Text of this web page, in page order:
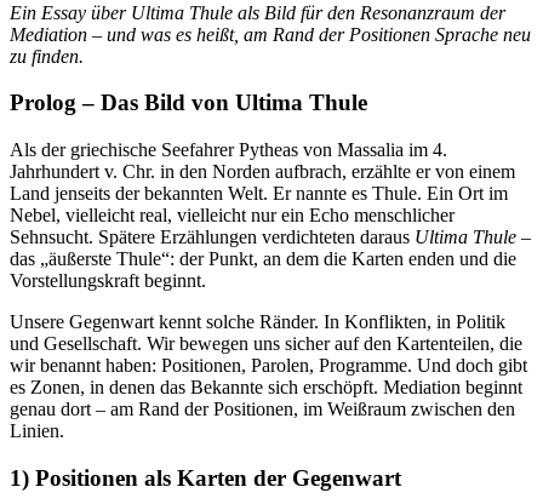
Ein Essay über Ultima Thule als Bild für den Resonanzraum der
Mediation – und was es heißt, am Rand der Positionen Sprache neu
zu finden.
Prolog – Das Bild von Ultima Thule
Als der griechische Seefahrer Pytheas von Massalia im 4.
Jahrhundert v. Chr. in den Norden aufbrach, erzählte er von einem
Land jenseits der bekannten Welt. Er nannte es Thule. Ein Ort im
Nebel, vielleicht real, vielleicht nur ein Echo menschlicher
Sehnsucht. Spätere Erzählungen verdichteten daraus Ultima Thule –
das „äußerste Thule“: der Punkt, an dem die Karten enden und die
Vorstellungskraft beginnt.
Unsere Gegenwart kennt solche Ränder. In Konflikten, in Politik
und Gesellschaft. Wir bewegen uns sicher auf den Kartenteilen, die
wir benannt haben: Positionen, Parolen, Programme. Und doch gibt
es Zonen, in denen das Bekannte sich erschöpft. Mediation beginnt
genau dort – am Rand der Positionen, im Weißraum zwischen den
Linien.
1) Positionen als Karten der Gegenwart